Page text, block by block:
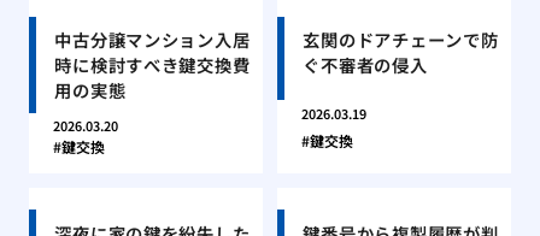
中古分譲マンション入居
時に検討すべき鍵交換費
用の実態
2026.03.20
鍵交換
玄関のドアチェーンで防
ぐ不審者の侵入
2026.03.19
鍵交換